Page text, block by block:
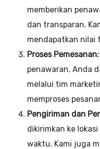
memberikan
dan transparan.
mendapatkan nilai
Proses Pemesanan:
penawaran, Anda
melalui tim
memproses
Pengiriman dan
dikirimkan ke
waktu. Kami juga